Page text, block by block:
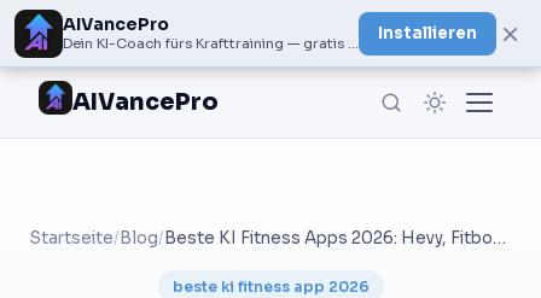
AIVancePro
Dein KI-Coach fürs Krafttraining — gratis bei Google Play
Installieren ×
AIVancePro
Startseite/ Blog/ Beste KI Fitness Apps 2026: Hevy, Fitbod und AIVancePro
beste ki fitness app 2026